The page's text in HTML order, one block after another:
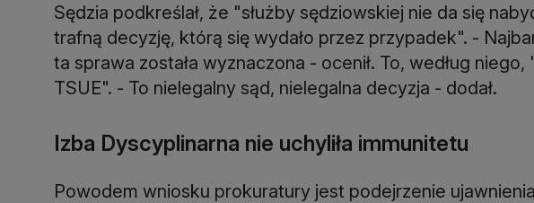
Sędzia podkreślał, że "służby sędziowskiej nie da się
trafną decyzję, którą się wydało przez przypadek". -
ta sprawa została wyznaczona - ocenił. To, według
TSUE". - To nielegalny sąd, nielegalna decyzja - dodał.
Izba Dyscyplinarna nie uchyliła immunitetu
Powodem wniosku prokuratury jest podejrzenie